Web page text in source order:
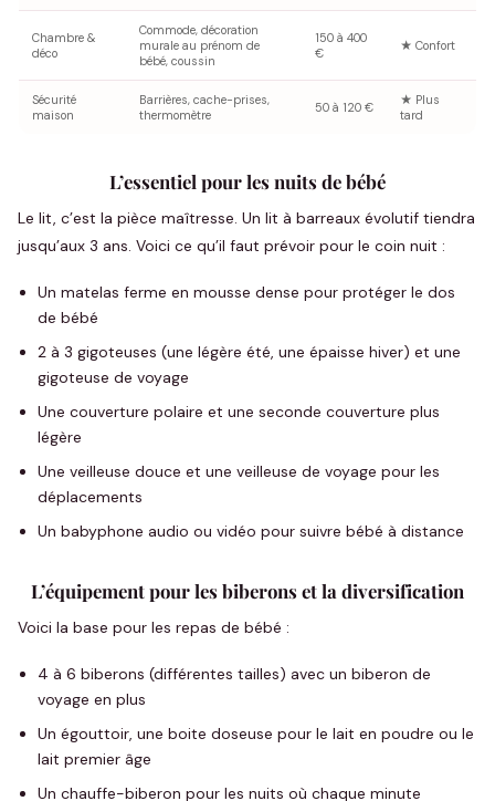
Chambre &
déco
Commode, décoration
murale au prénom de
bébé, coussin
150 à 400
€
★ Confort
Sécurité
maison
Barrières, cache-prises,
thermomètre
50 à 120 €
★ Plus
tard
L’essentiel pour les nuits de bébé
Le lit, c’est la pièce maîtresse. Un lit à barreaux évolutif tiendra
jusqu’aux 3 ans. Voici ce qu’il faut prévoir pour le coin nuit :
Un matelas ferme en mousse dense pour protéger le dos
de bébé
2 à 3 gigoteuses (une légère été, une épaisse hiver) et une
gigoteuse de voyage
Une couverture polaire et une seconde couverture plus
légère
Une veilleuse douce et une veilleuse de voyage pour les
déplacements
Un babyphone audio ou vidéo pour suivre bébé à distance
L’équipement pour les biberons et la diversification
Voici la base pour les repas de bébé :
4 à 6 biberons (différentes tailles) avec un biberon de
voyage en plus
Un égouttoir, une boite doseuse pour le lait en poudre ou le
lait premier âge
Un chauffe-biberon pour les nuits où chaque minute